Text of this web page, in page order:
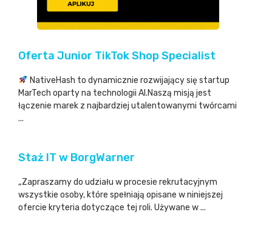
Oferta Junior TikTok Shop Specialist
NativeHash to dynamicznie rozwijający się startup
MarTech oparty na technologii AI.Naszą misją jest
łączenie marek z najbardziej utalentowanymi twórcami
...
Staż IT w BorgWarner
„Zapraszamy do udziału w procesie rekrutacyjnym
wszystkie osoby, które spełniają opisane w niniejszej
ofercie kryteria dotyczące tej roli. Używane w ...